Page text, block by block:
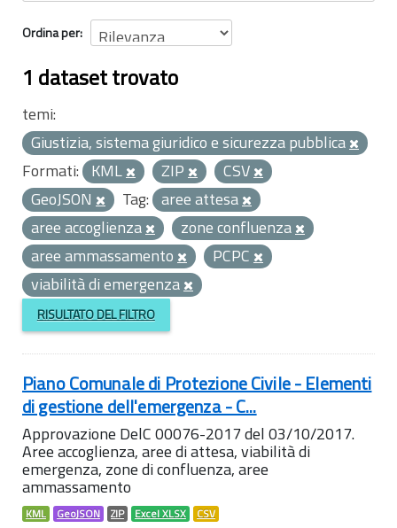
Ordina per
1 dataset trovato
temi:
Giustizia, sistema giuridico e sicurezza pubblica
Formati: KML ZIP
CSV
GeoJSON
Tag: aree attesa
aree accoglienza
zone confluenza
aree ammassamento
PCPC
viabilità di emergenza
RISULTATO DEL FILTRO
Piano Comunale di Protezione Civile - Elementi
di gestione dell'emergenza - C...
Approvazione DelC 00076-2017 del 03/10/2017.
Aree accoglienza, aree di attesa, viabilità di
emergenza, zone di confluenza, aree
ammassamento
KML GeoJSON ZIP Excel XLSX CSV